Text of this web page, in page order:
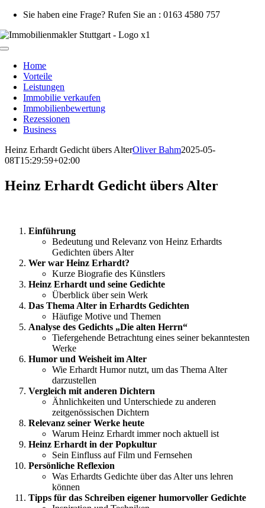
Zum
springen
Sie haben eine Frage? Rufen Sie an : 0163 4580 757
Toggle
NavigationHome
Vorteile
Leistungen
Immobilie verkaufen
Immobilienbewertung
Rezessionen
Business
Heinz Erhardt Gedicht übers AlterOliver Bahm2025-05-
08T15:29:59+02:00
Heinz Erhardt Gedicht übers Alter
Einführung
Bedeutung und Relevanz von Heinz Erhardts
Gedichten übers Alter
Wer war Heinz Erhardt?
Kurze Biografie des Künstlers
Heinz Erhardt und seine Gedichte
Überblick über sein Werk
Das Thema Alter in Erhardts Gedichten
Häufige Motive und Themen
Analyse des Gedichts „Die alten Herrn“
Tiefergehende Betrachtung eines seiner bekanntesten
Werke
Humor und Weisheit im Alter
Wie Erhardt Humor nutzt, um das Thema Alter
darzustellen
Vergleich mit anderen Dichtern
Ähnlichkeiten und Unterschiede zu anderen
zeitgenössischen Dichtern
Relevanz seiner Werke heute
Warum Heinz Erhardt immer noch aktuell ist
Heinz Erhardt in der Popkultur
Sein Einfluss auf Film und Fernsehen
Persönliche Reflexion
Was Erhardts Gedichte über das Alter uns lehren
können
Tipps für das Schreiben eigener humorvoller Gedichte